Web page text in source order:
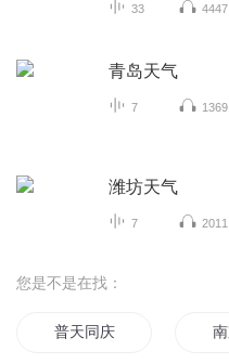
33 4447
青岛天气
7 1369
潍坊天气
7 2011
您是不是在找：
普天同庆